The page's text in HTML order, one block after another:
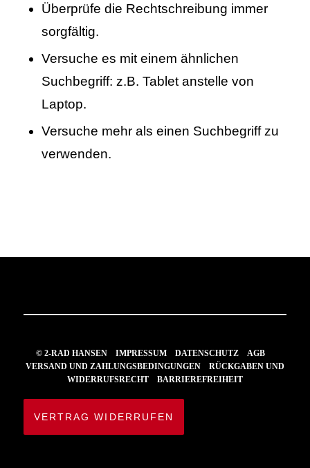
Überprüfe die Rechtschreibung immer
sorgfältig.
Versuche es mit einem ähnlichen
Suchbegriff: z.B. Tablet anstelle von
Laptop.
Versuche mehr als einen Suchbegriff zu
verwenden.
© 2-RAD HANSENIMPRESSUM DATENSCHUTZ
AGB
VERSAND UND ZAHLUNGSBEDINGUNGEN
RÜCKGABEN UND
WIDERRUFSRECHT
BARRIEREFREIHEIT
VERTRAG WIDERRUFEN